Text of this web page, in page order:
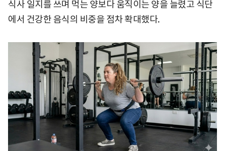
식사 일지를 쓰며 먹는 양보다 움직이는 양을 늘렸고 식단
에서 건강한 음식의 비중을 점차 확대했다.